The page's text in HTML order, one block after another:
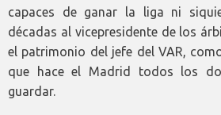
capaces de ganar la liga ni
décadas al vicepresidente de los
el patrimonio del jefe del VAR,
que hace el Madrid todos los
guardar.